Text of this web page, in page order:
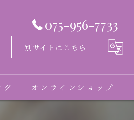
075-956-7733
別サイトはこちら
グ オンラインショップ